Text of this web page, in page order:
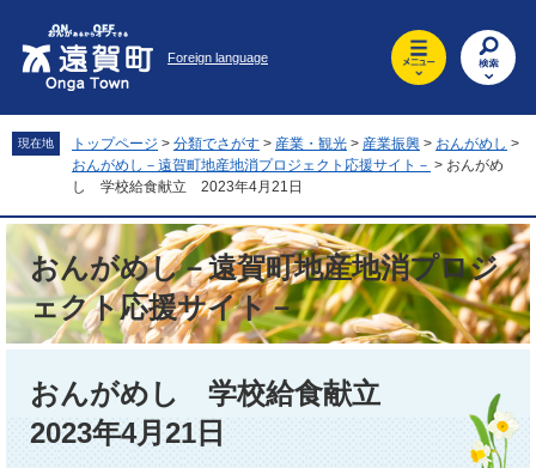
先
頭
。
を
飛
て
へ
Foreign language
現在地 トップページ > 分類でさがす > 産業・観光 > 産業振興 > おんがめし >
おんがめし－遠賀町地産地消プロジェクト応援サイト－ > おんがめ
し 学校給食献立 2023年4月21日
おんがめし－遠賀町地産地消プロジ
ェクト応援サイト－
おんがめし 学校給食献立
2023年4月21日